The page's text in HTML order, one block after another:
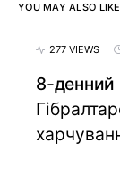
YOU MAY ALSO LIKE
277 VIEWS
8-денний